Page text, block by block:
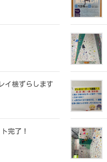
イ機ずらします
完了！